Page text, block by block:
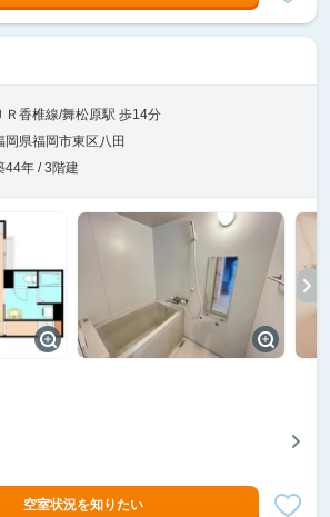
Ｒ香椎線/舞松原駅 歩14分
岡県福岡市東区八田
44年 / 3階建
空室状況を知りたい